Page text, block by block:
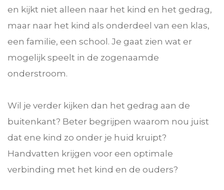
en kijkt niet alleen naar het kind en het gedrag,
maar naar het kind als onderdeel van een klas,
een familie, een school. Je gaat zien wat er
mogelijk speelt in de zogenaamde
onderstroom.
Wil je verder kijken dan het gedrag aan de
buitenkant? Beter begrijpen waarom nou juist
dat ene kind zo onder je huid kruipt?
Handvatten krijgen voor een optimale
verbinding met het kind en de ouders?